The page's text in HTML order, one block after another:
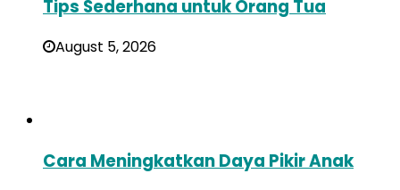
Tips Sederhana untuk Orang Tua
August 5, 2026
Cara Meningkatkan Daya Pikir Anak